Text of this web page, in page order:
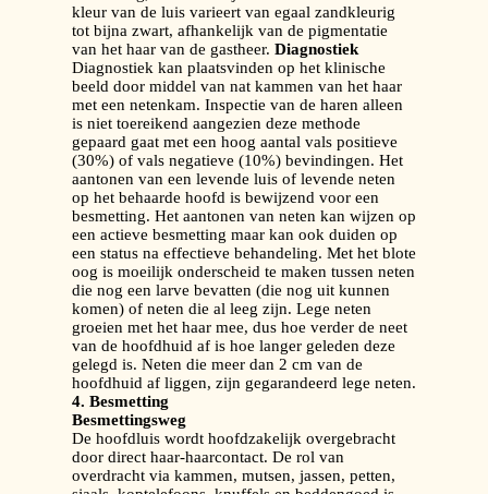
kleur van de luis varieert van egaal zandkleurig
tot bijna zwart, afhankelijk van de pigmentatie
van het haar van de gastheer. Diagnostiek
Diagnostiek kan plaatsvinden op het klinische
beeld door middel van nat kammen van het haar
met een netenkam. Inspectie van de haren alleen
is niet toereikend aangezien deze methode
gepaard gaat met een hoog aantal vals positieve
(30%) of vals negatieve (10%) bevindingen. Het
aantonen van een levende luis of levende neten
op het behaarde hoofd is bewijzend voor een
besmetting. Het aantonen van neten kan wijzen op
een actieve besmetting maar kan ook duiden op
een status na effectieve behandeling. Met het blote
oog is moeilijk onderscheid te maken tussen neten
die nog een larve bevatten (die nog uit kunnen
komen) of neten die al leeg zijn. Lege neten
groeien met het haar mee, dus hoe verder de neet
van de hoofdhuid af is hoe langer geleden deze
gelegd is. Neten die meer dan 2 cm van de
hoofdhuid af liggen, zijn gegarandeerd lege neten.
4. Besmetting
Besmettingsweg
De hoofdluis wordt hoofdzakelijk overgebracht
door direct haar-haarcontact. De rol van
overdracht via kammen, mutsen, jassen, petten,